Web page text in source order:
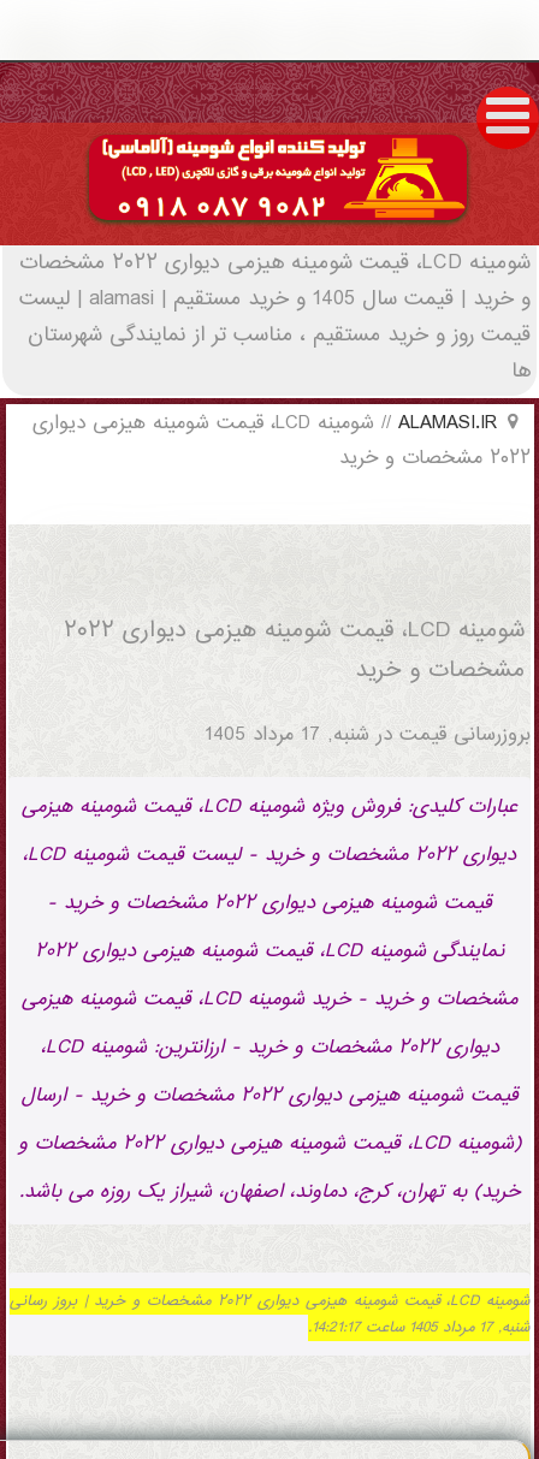
۲۰۲۲ مشخصات و خرید | قیمت سال 1405 و
خرید مستقیم | alamasi - (5117)(New - 2022)
شومینه LCD، قیمت شومینه هیزمی دیواری ۲۰۲۲ مشخصات
و خرید | قیمت سال 1405 و خرید مستقیم | alamasi | لیست
قیمت روز و خرید مستقیم ، مناسب تر از نمایندگی شهرستان
ها
ALAMASI.IR
//
شومینه LCD، قیمت شومینه هیزمی دیواری
۲۰۲۲ مشخصات و خرید
۲۰۲۲ مشخصات و خرید
شومینه LCD، قیمت شومینه هیزمی دیواری ۲۰۲۲
مشخصات و خرید
بروزرسانی قیمت در شنبه, 17 مرداد 1405
عبارات کلیدی: فروش ویژه شومینه LCD، قیمت شومینه هیزمی
دیواری ۲۰۲۲ مشخصات و خرید - لیست قیمت شومینه LCD،
قیمت شومینه هیزمی دیواری ۲۰۲۲ مشخصات و خرید -
نمایندگی شومینه LCD، قیمت شومینه هیزمی دیواری ۲۰۲۲
مشخصات و خرید - خرید شومینه LCD، قیمت شومینه هیزمی
دیواری ۲۰۲۲ مشخصات و خرید - ارزانترین: شومینه LCD،
قیمت شومینه هیزمی دیواری ۲۰۲۲ مشخصات و خرید - ارسال
(شومینه LCD، قیمت شومینه هیزمی دیواری ۲۰۲۲ مشخصات و
خرید) به تهران، کرج، دماوند، اصفهان، شیراز یک روزه می باشد.
شومینه LCD، قیمت شومینه هیزمی دیواری ۲۰۲۲ مشخصات و خرید | بروز رسانی
شنبه, 17 مرداد 1405 ساعت 14:21:17.